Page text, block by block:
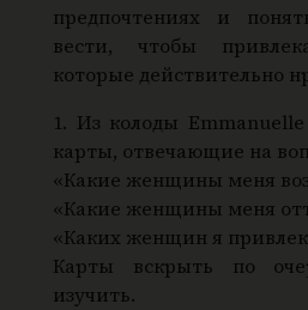
предпочтениях и
вести, чтобы
которые действительно
1. Из колоды
карты, отвечающие на
«Какие женщины меня
«Какие женщины меня
«Каких женщин я
Карты вскрыть по
изучить.